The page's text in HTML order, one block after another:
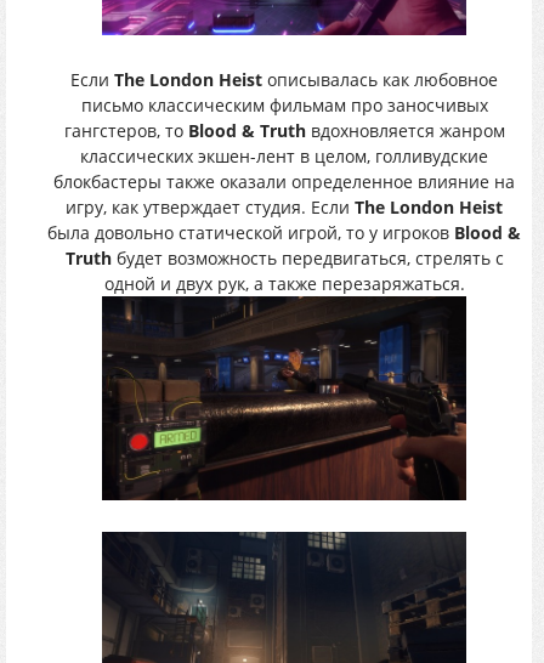
Если The London Heist описывалась как любовное
письмо классическим фильмам про заносчивых
гангстеров, то Blood & Truthвдохновляется жанром
классических экшен-лент в целом, голливудские
блокбастеры также оказали определенное влияние на
игру, как утверждает студия. Если The London Heist
была довольно статической игрой, то у игроков Blood &
Truthбудет возможность передвигаться, стрелять с
одной и двух рук, а также перезаряжаться.